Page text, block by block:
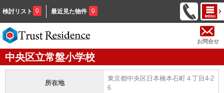
検討リスト 0 最近見た物件 0
お問合せ
中央区立常盤小学校
所在地
東京都中央区日本橋本石町４丁目4-2
6